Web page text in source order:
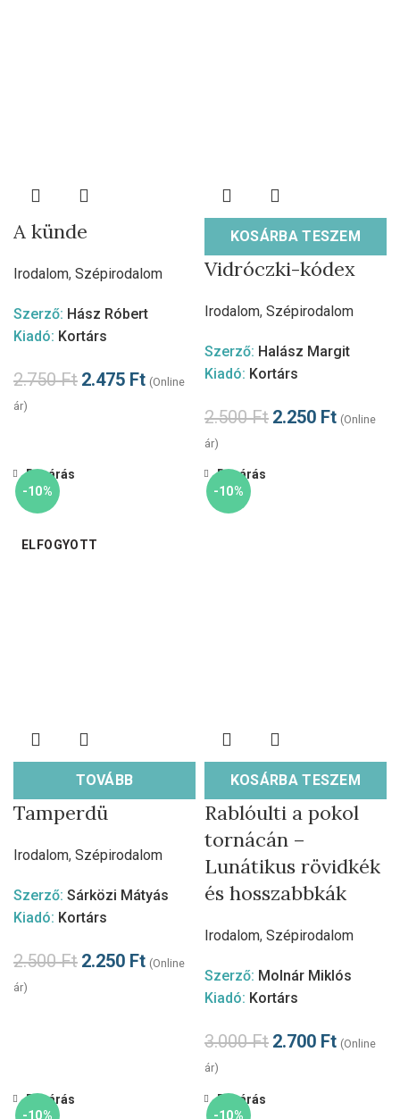
A künde
Irodalom, Szépirodalom
Szerző: Hász Róbert
Kiadó: Kortárs
2.750Ft 2.475 Ft (Online
ár)
KOSÁRBA TESZEM
Vidróczki-kódex
Irodalom, Szépirodalom
Szerző: Halász Margit
Kiadó: Kortárs
2.500Ft 2.250 Ft (Online
ár)
-10%
ELFOGYOTT
TOVÁBB
Bezárás
Tamperdü
Irodalom, Szépirodalom
Szerző: Sárközi Mátyás
Kiadó: Kortárs
2.500Ft 2.250 Ft (Online
ár)
-10%
KOSÁRBA TESZEM
Bezárás
Rablóulti a pokol
tornácán –
Lunátikus rövidkék
és hosszabbkák
Irodalom, Szépirodalom
Szerző: Molnár Miklós
Kiadó: Kortárs
3.000Ft 2.700 Ft (Online
ár)
-10%
Bezárás
-10%
Bezárás